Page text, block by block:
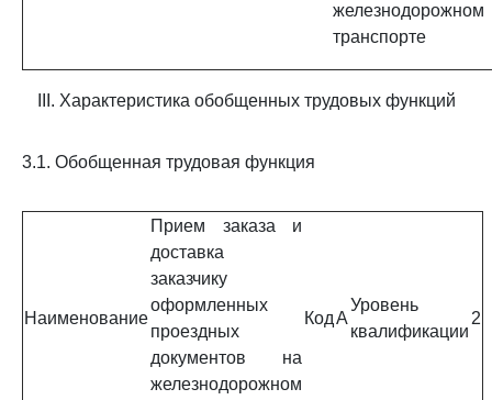
железнодорожном
транспорте
III. Характеристика обобщенных трудовых функций
3.1. Обобщенная трудовая функция
Наименование
Прием заказа и
доставка
заказчику
оформленных
проездных
документов на
железнодорожном
КодA
Уровень
квалификации
2